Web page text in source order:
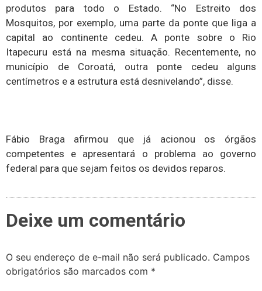
produtos para todo o Estado. “No Estreito dos
Mosquitos, por exemplo, uma parte da ponte que liga a
capital ao continente cedeu. A ponte sobre o Rio
Itapecuru está na mesma situação. Recentemente, no
município de Coroatá, outra ponte cedeu alguns
centímetros e a estrutura está desnivelando”, disse.
Fábio Braga afirmou que já acionou os órgãos
competentes e apresentará o problema ao governo
federal para que sejam feitos os devidos reparos.
Deixe um comentário
O seu endereço de e-mail não será publicado. Campos
obrigatórios são marcados com *